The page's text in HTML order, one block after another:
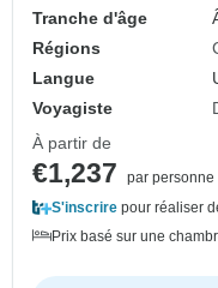
Tranche d'âge
Régions
Langue
Voyagiste
À partir de
€1,237
par personne
S'inscrire pour réaliser
Prix basé sur une